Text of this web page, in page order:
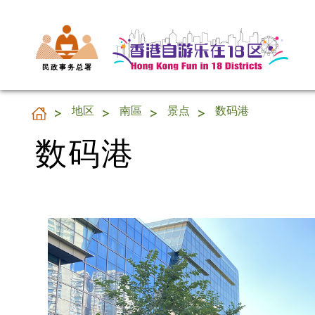
民 政 事 务 总 署
数码港
地区 南區 景点 数码港
数码港